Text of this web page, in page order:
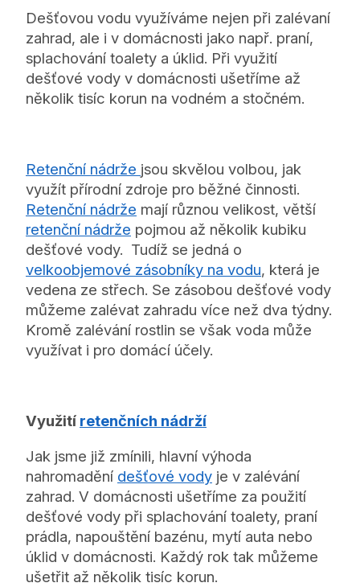
Dešťovou vodu využíváme nejen při zalévaní
zahrad, ale i v domácnosti jako např. praní,
splachování toalety a úklid. Při využití
dešťové vody v domácnosti ušetříme až
několik tisíc korun na vodném a stočném.
Retenční nádrže jsou skvělou volbou, jak
využít přírodní zdroje pro běžné činnosti.
Retenční nádrže mají různou velikost, větší
retenční nádrže pojmou až několik kubiku
dešťové vody. Tudíž se jedná o
velkoobjemové zásobníky na vodu, která je
vedena ze střech. Se zásobou dešťové vody
můžeme zalévat zahradu více než dva týdny.
Kromě zalévání rostlin se však voda může
využívat i pro domácí účely.
Využití retenčních nádrží
Jak jsme již zmínili, hlavní výhoda
nahromadění dešťové vody je v zalévání
zahrad. V domácnosti ušetříme za použití
dešťové vody při splachování toalety, praní
prádla, napouštění bazénu, mytí auta nebo
úklid v domácnosti. Každý rok tak můžeme
ušetřit až několik tisíc korun.